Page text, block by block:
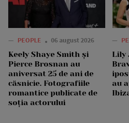
— PEOPLE 06 august 2026
Keely Shaye Smith și
Pierce Brosnan au
aniversat 25 de ani de
căsnicie. Fotografiile
romantice publicate de
soția actorului
—
Lily
au